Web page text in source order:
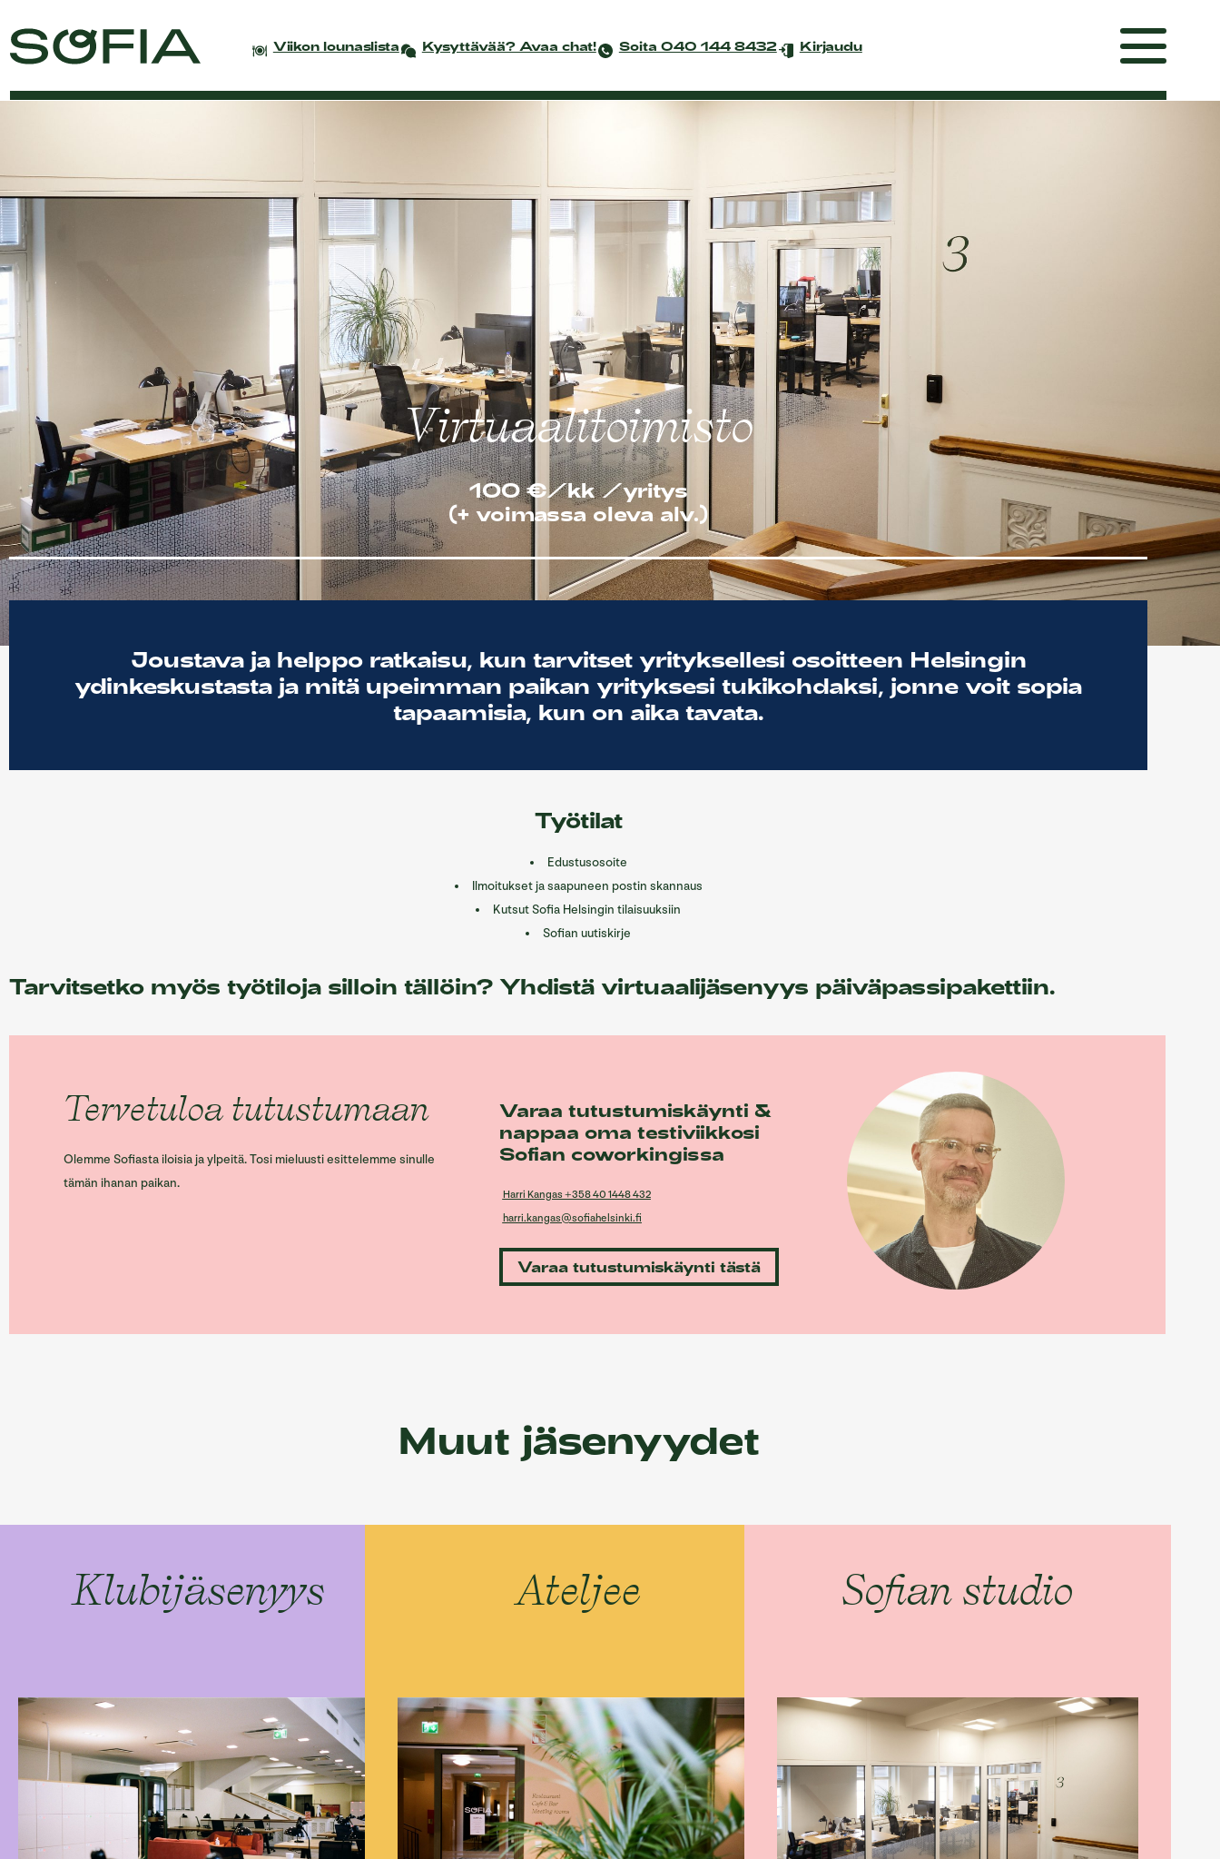
Viikon lounaslista Kysyttävää? Avaa chat! Soita 040 144 8432 Kirjaudu
Virtuaalitoimisto
100 €/kk /yritys
(+ voimassa oleva alv.)
Joustava ja helppo ratkaisu, kun tarvitset yrityksellesi osoitteen Helsingin
ydinkeskustasta ja mitä upeimman paikan yrityksesi tukikohdaksi, jonne voit sopia
tapaamisia, kun on aika tavata.
Työtilat
Edustusosoite
Ilmoitukset ja saapuneen postin skannaus
Kutsut Sofia Helsingin tilaisuuksiin
Sofian uutiskirje
Tarvitsetko myös työtiloja silloin tällöin? Yhdistä virtuaalijäsenyys päiväpassipakettiin.
Tervetuloa tutustumaan
Olemme Sofiasta iloisia ja ylpeitä. Tosi mieluusti esittelemme sinulle
tämän ihanan paikan.
Varaa tutustumiskäynti &
nappaa oma testiviikkosi
Sofian coworkingissa
Harri Kangas +358 40 1448 432
harri.kangas@sofiahelsinki.fi
Varaa tutustumiskäynti tästä
Muut jäsenyydet
Klubijäsenyys Ateljee Sofian studio